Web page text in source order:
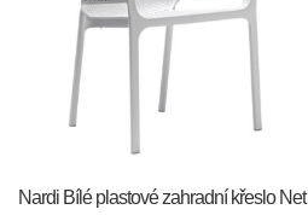
Nardi Bílé plastové zahradní křeslo Net